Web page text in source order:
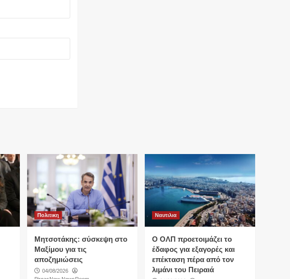
Πολιτικη
Μητσοτάκης: σύσκεψη στο
Μαξίμου για τις
αποζημιώσεις
04/08/2026
Ναυτιλια
O ΟΛΠ προετοιμάζει το
έδαφος για εξαγορές και
επέκταση πέρα από τον
λιμάνι του Πειραιά